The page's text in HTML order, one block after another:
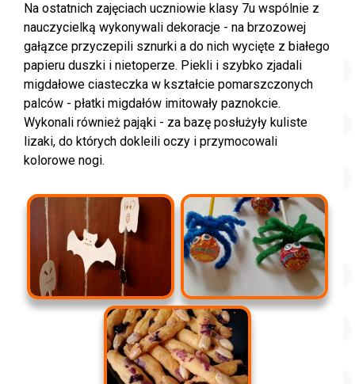
Na ostatnich zajęciach uczniowie klasy 7u wspólnie z
nauczycielką wykonywali dekoracje - na brzozowej
gałązce przyczepili sznurki a do nich wycięte z białego
papieru duszki i nietoperze. Piekli i szybko zjadali
migdałowe ciasteczka w kształcie pomarszczonych
palców - płatki migdałów imitowały paznokcie.
Wykonali również pająki - za bazę posłużyły kuliste
lizaki, do których dokleili oczy i przymocowali
kolorowe nogi.